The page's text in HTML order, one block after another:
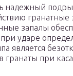
надежный
запалы
ударе
является
гранаты при